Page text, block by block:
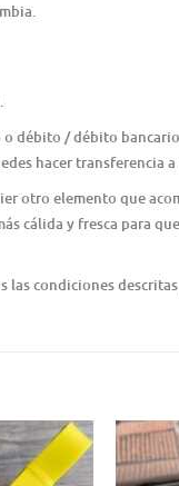
débito / débito
hacer transferencia
otro elemento que
cálida y fresca para
las condiciones